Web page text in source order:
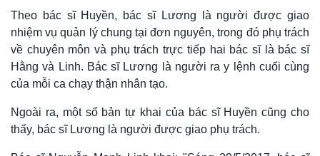
Theo bác sĩ Huyền, bác sĩ Lương là người được giao
nhiệm vụ quản lý chung tại đơn nguyên, trong đó phụ trách
về chuyên môn và phụ trách trực tiếp hai bác sĩ là bác sĩ
Hằng và Linh. Bác sĩ Lương là người ra y lệnh cuối cùng
của mỗi ca chạy thận nhân tạo.
Ngoài ra, một số bản tự khai của bác sĩ Huyền cũng cho
thấy, bác sĩ Lương là người được giao phụ trách.